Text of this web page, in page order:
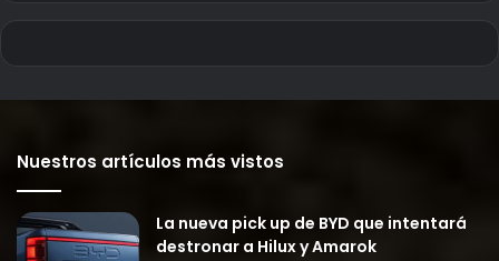
Nuestros artículos más vistos
La nueva pick up de BYD que intentará
destronar a Hilux y Amarok